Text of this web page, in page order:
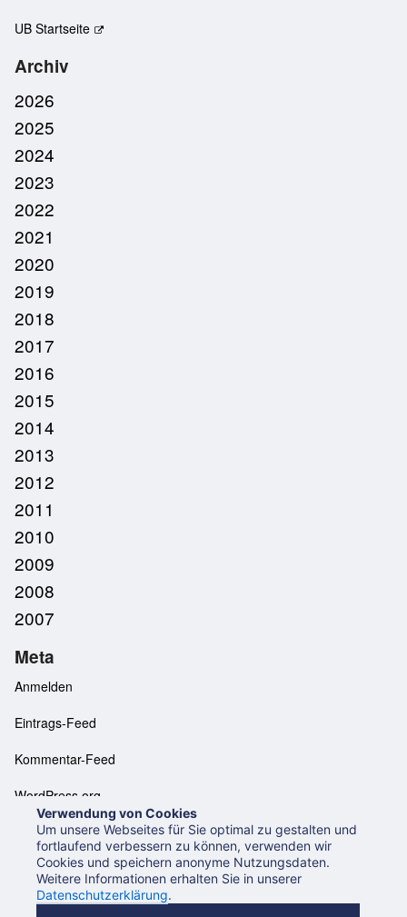
UB Startseite
Archiv
2026
2025
2024
2023
2022
2021
2020
2019
2018
2017
2016
2015
2014
2013
2012
2011
2010
2009
2008
2007
Meta
Anmelden
Eintrags-Feed
Kommentar-Feed
WordPress.org
Neues aus der UB Mannheim
Datenschutzerklärung
Impressum
Verwendung von Cookies
Um unsere Webseites für Sie optimal zu gestalten und
fortlaufend verbessern zu können, verwenden wir
Cookies und speichern anonyme Nutzungsdaten.
Weitere Informationen erhalten Sie in unserer
Datenschutzerklärung.